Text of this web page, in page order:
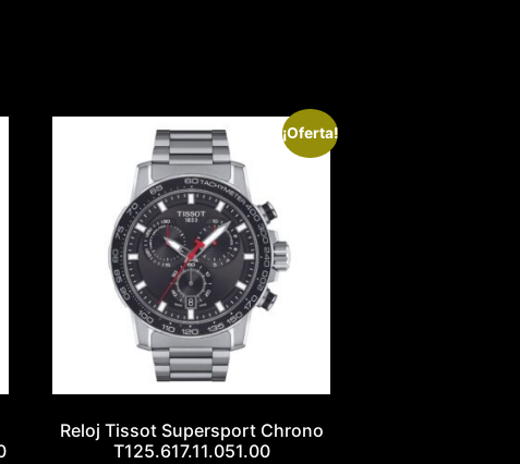
¡Oferta!
Reloj Tissot Supersport Chrono
T125.617.11.051.00